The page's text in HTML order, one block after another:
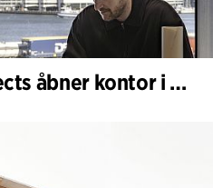
C.F. Møller Architects åbner kontor i Göteborg